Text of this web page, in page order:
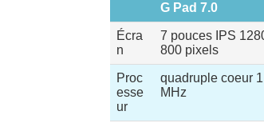
G Pad 7.0
Écra
n
7 pouces IPS
800 pixels
Proc
esse
ur
quadruple coeur
MHz